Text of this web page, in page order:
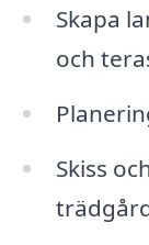
Skapa
och
Skiss